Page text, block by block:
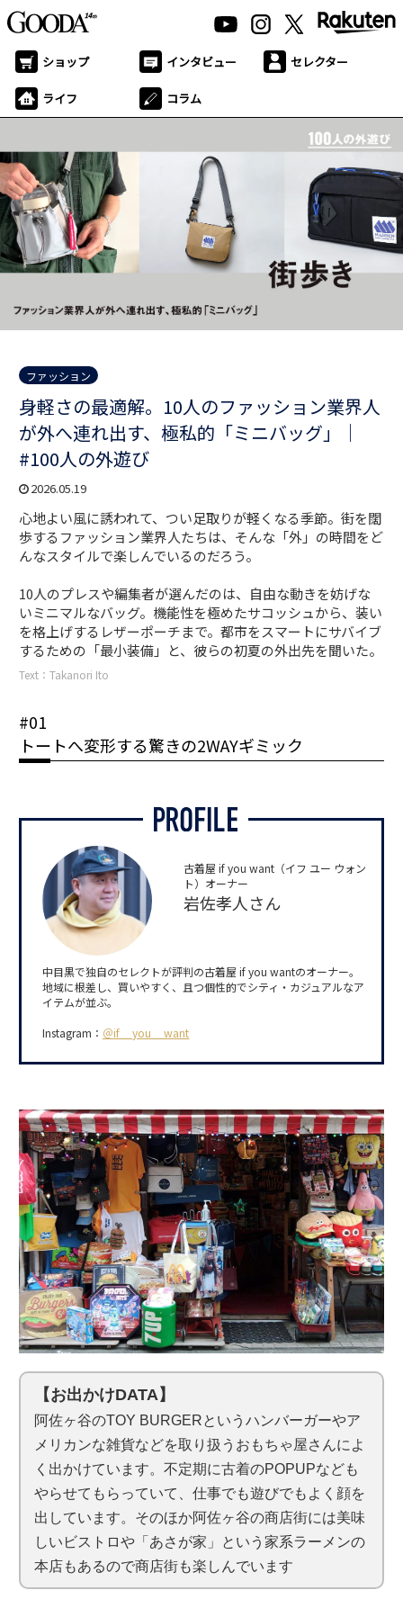
ショップ インタビュー セレクター
ライフ コラム
ファッション
身軽さの最適解。10人のファッション業界人
が外へ連れ出す、極私的「ミニバッグ」｜
#100人の外遊び
2026.05.19
心地よい風に誘われて、つい足取りが軽くなる季節。街を闊
歩するファッション業界人たちは、そんな「外」の時間をど
んなスタイルで楽しんでいるのだろう。
10人のプレスや編集者が選んだのは、自由な動きを妨げな
いミニマルなバッグ。機能性を極めたサコッシュから、装い
を格上げするレザーポーチまで。都市をスマートにサバイブ
するための「最小装備」と、彼らの初夏の外出先を聞いた。
Text：Takanori Ito
#01
トートへ変形する驚きの2WAYギミック
古着屋 if you want（イフ ユー ウォン
ト）オーナー
岩佐孝人さん
中目黒で独自のセレクトが評判の古着屋 if you wantのオーナー。
地域に根差し、買いやすく、且つ個性的でシティ・カジュアルなア
イテムが並ぶ。
Instagram： ＠if__you__want
【お出かけDATA】
阿佐ヶ谷のTOY BURGERというハンバーガーやア
メリカンな雑貨などを取り扱うおもちゃ屋さんによ
く出かけています。不定期に古着のPOPUPなども
やらせてもらっていて、仕事でも遊びでもよく顔を
出しています。そのほか阿佐ヶ谷の商店街には美味
しいビストロや「あさが家」という家系ラーメンの
本店もあるので商店街も楽しんでいます